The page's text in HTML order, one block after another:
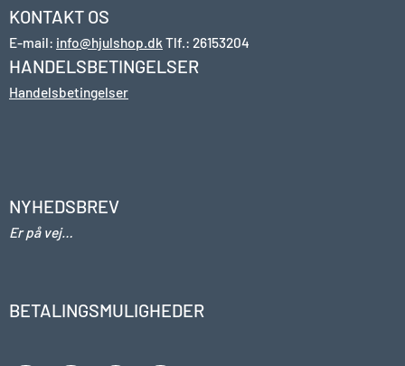
KONTAKT OS
E-mail: info@hjulshop.dk Tlf.: 26153204
HANDELSBETINGELSER
Handelsbetingelser
NYHEDSBREV
Er på vej…
BETALINGSMULIGHEDER